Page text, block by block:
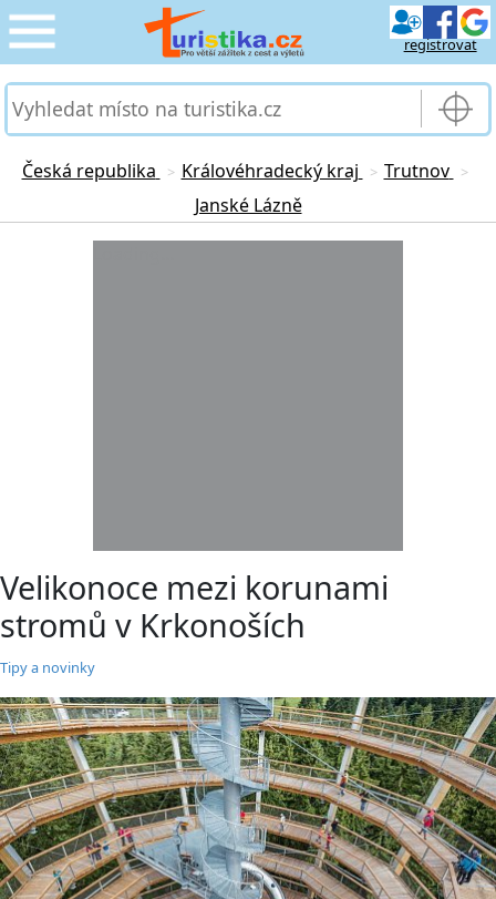
registrovat
CESTOVÁNÍ
SLUŽBY & DOPRAVA
Česká republika > Královéhradecký kraj > Trutnov >
Janské Lázně
Velikonoce mezi korunami
stromů v Krkonoších
Tipy a novinky